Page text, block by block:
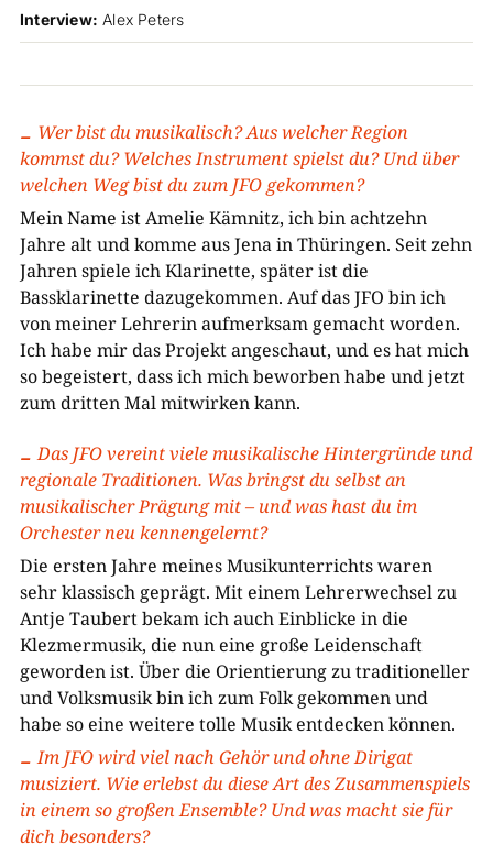
Interview: Alex Peters
Wer bist du musikalisch? Aus welcher Region
kommst du? Welches Instrument spielst du? Und über
welchen Weg bist du zum JFO gekommen?
Mein Name ist Amelie Kämnitz, ich bin achtzehn
Jahre alt und komme aus Jena in Thüringen. Seit zehn
Jahren spiele ich Klarinette, später ist die
Bassklarinette dazugekommen. Auf das JFO bin ich
von meiner Lehrerin aufmerksam gemacht worden.
Ich habe mir das Projekt angeschaut, und es hat mich
so begeistert, dass ich mich beworben habe und jetzt
zum dritten Mal mitwirken kann.
Das JFO vereint viele musikalische Hintergründe und
regionale Traditionen. Was bringst du selbst an
musikalischer Prägung mit – und was hast du im
Orchester neu kennengelernt?
Die ersten Jahre meines Musikunterrichts waren
sehr klassisch geprägt. Mit einem Lehrerwechsel zu
Antje Taubert bekam ich auch Einblicke in die
Klezmermusik, die nun eine große Leidenschaft
geworden ist. Über die Orientierung zu traditioneller
und Volksmusik bin ich zum Folk gekommen und
habe so eine weitere tolle Musik entdecken können.
Im JFO wird viel nach Gehör und ohne Dirigat
musiziert. Wie erlebst du diese Art des Zusammenspiels
in einem so großen Ensemble? Und was macht sie für
dich besonders?